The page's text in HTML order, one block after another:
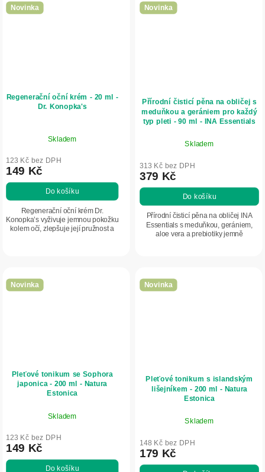
Novinka
Regenerační oční krém - 20 ml -
Dr. Konopka's
Skladem
123 Kč bez DPH
149 Kč
Do košíku
Regenerační oční krém Dr.
Konopka’s vyživuje jemnou pokožku
kolem očí, zlepšuje její pružnost a
Novinka
Přírodní čisticí pěna na obličej s
meduňkou a gerániem pro každý
typ pleti - 90 ml - INA Essentials
Skladem
313 Kč bez DPH
379 Kč
Do košíku
Přírodní čisticí pěna na obličej INA
Essentials s meduňkou, gerániem,
aloe vera a prebiotiky jemně
Novinka
Pleťové tonikum se Sophora
japonica - 200 ml - Natura
Estonica
Skladem
123 Kč bez DPH
149 Kč
Do košíku
Novinka
Pleťové tonikum s islandským
lišejníkem - 200 ml - Natura
Estonica
Skladem
148 Kč bez DPH
179 Kč